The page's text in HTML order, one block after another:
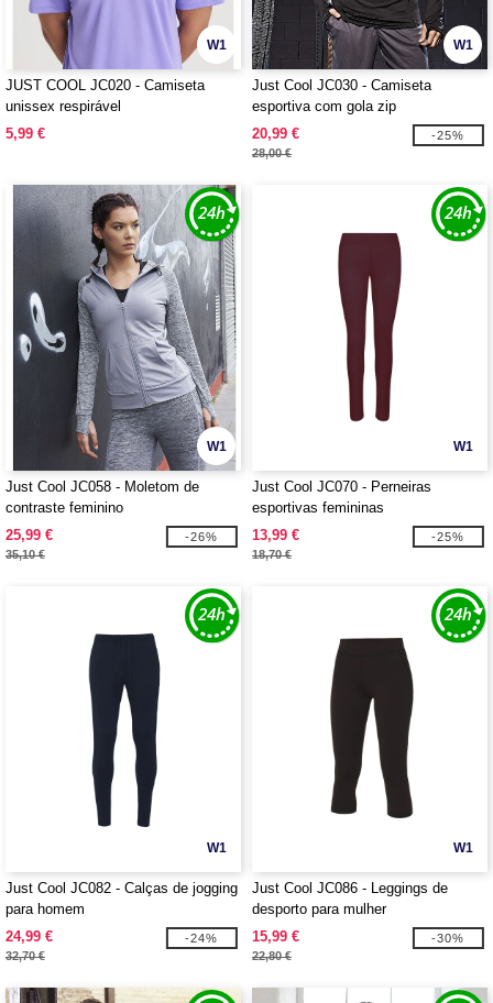
W1
JUST COOL JC020 - Camiseta
unissex respirável
5,99 €
W1
Just Cool JC030 - Camiseta
esportiva com gola zip
20,99 €
28,00 €
-25%
W1
Just Cool JC058 - Moletom de
contraste feminino
25,99 €
35,10 €
-26%
W1
Just Cool JC070 - Perneiras
esportivas femininas
13,99 €
18,70 €
-25%
W1
Just Cool JC082 - Calças de jogging
para homem
24,99 €
32,70 €
-24%
W1
Just Cool JC086 - Leggings de
desporto para mulher
15,99 €
22,80 €
-30%